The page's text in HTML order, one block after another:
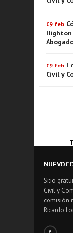
09 feb
09 feb
Civil y
Sitio
Civil y
comisión
Ricardo